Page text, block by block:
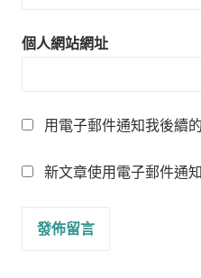
個人網站網址
用電子郵件通知我後續
新文章使用電子郵件通